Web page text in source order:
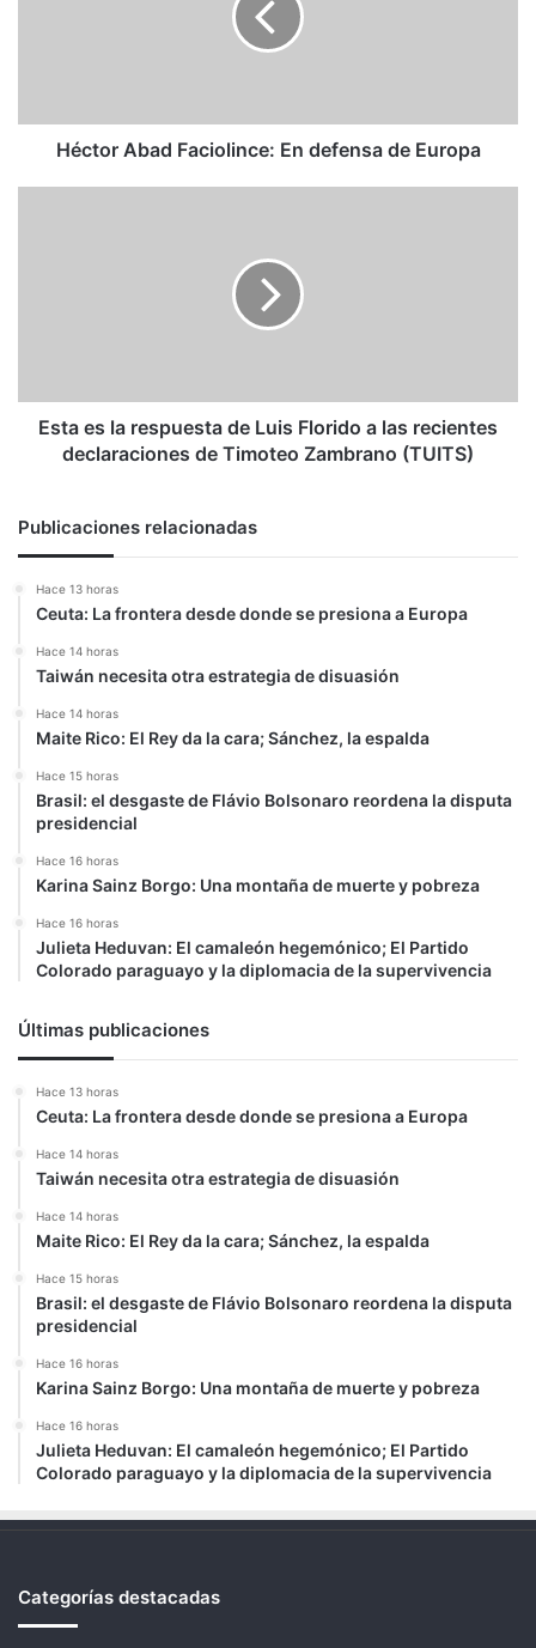
Héctor Abad Faciolince: En defensa de Europa
las
recientes
declaraciones
Zambrano
Esta es la respuesta de Luis Florido a las recientes
declaraciones de Timoteo Zambrano (TUITS)
Publicaciones relacionadas
Hace 13 horas
Ceuta: La frontera desde donde se presiona a Europa
Hace 14 horas
Taiwán necesita otra estrategia de disuasión
Hace 14 horas
Maite Rico: El Rey da la cara; Sánchez, la espalda
Hace 15 horas
Brasil: el desgaste de Flávio Bolsonaro reordena la disputa
presidencial
Hace 16 horas
Karina Sainz Borgo: Una montaña de muerte y pobreza
Hace 16 horas
Julieta Heduvan: El camaleón hegemónico; El Partido
Colorado paraguayo y la diplomacia de la supervivencia
Últimas publicaciones
Hace 13 horas
Ceuta: La frontera desde donde se presiona a Europa
Hace 14 horas
Taiwán necesita otra estrategia de disuasión
Hace 14 horas
Maite Rico: El Rey da la cara; Sánchez, la espalda
Hace 15 horas
Brasil: el desgaste de Flávio Bolsonaro reordena la disputa
presidencial
Hace 16 horas
Karina Sainz Borgo: Una montaña de muerte y pobreza
Hace 16 horas
Julieta Heduvan: El camaleón hegemónico; El Partido
Colorado paraguayo y la diplomacia de la supervivencia
Categorías destacadas